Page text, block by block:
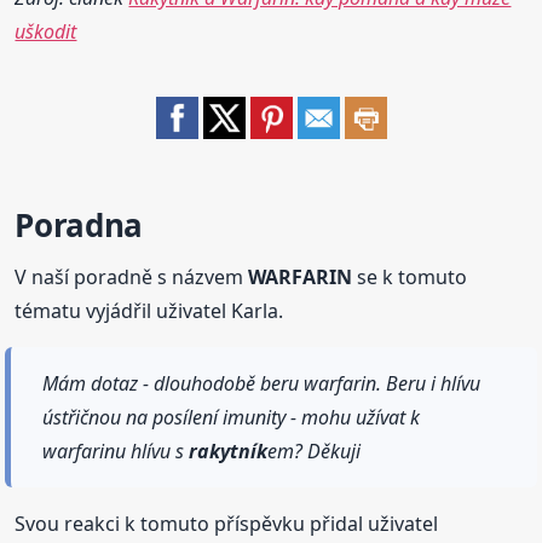
uškodit
Poradna
V naší poradně s názvemWARFARIN se k tomuto
tématu vyjádřil uživatel Karla.
Mám dotaz - dlouhodobě beru warfarin. Beru i hlívu
ústřičnou na posílení imunity - mohu užívat k
warfarinu hlívu srakytníkem? Děkuji
Svou reakci k tomuto příspěvku přidal uživatel